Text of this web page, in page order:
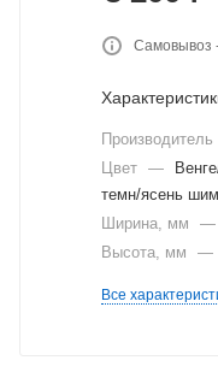
Самовывоз
Производитель
Цвет —
темн/ясень
Ширина, мм
—
Высота, мм
—
Все